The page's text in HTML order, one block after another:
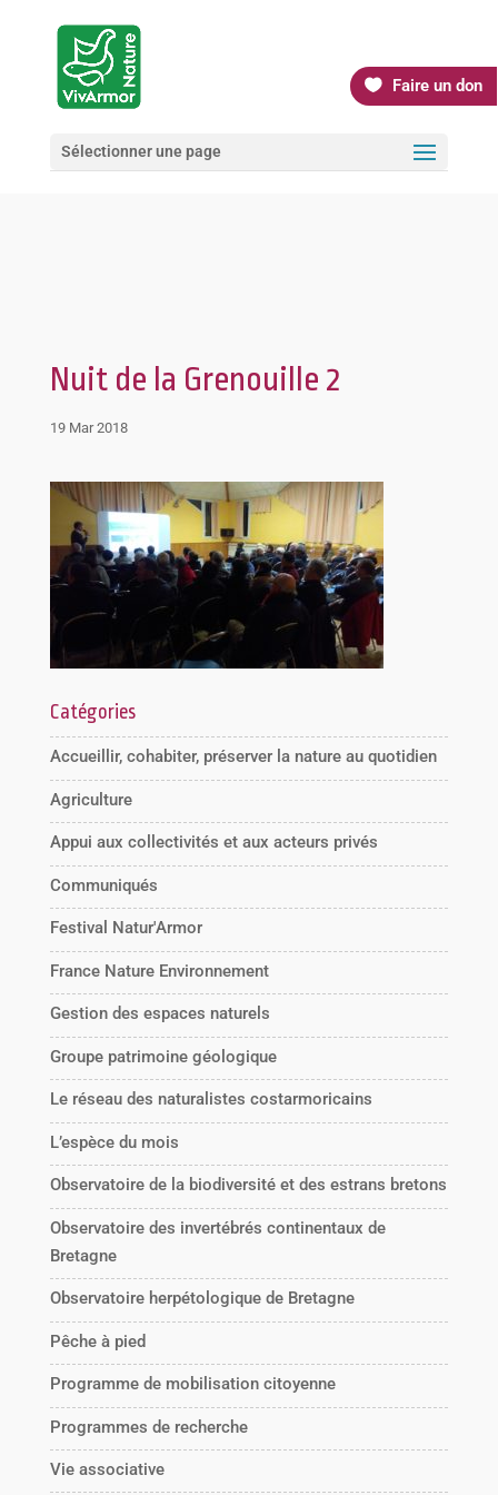
Faire un don
Sélectionner une page
Nuit de la Grenouille 2
19 Mar 2018
Catégories
Accueillir, cohabiter, préserver la nature au quotidien
Agriculture
Appui aux collectivités et aux acteurs privés
Communiqués
Festival Natur'Armor
France Nature Environnement
Gestion des espaces naturels
Groupe patrimoine géologique
Le réseau des naturalistes costarmoricains
L’espèce du mois
Observatoire de la biodiversité et des estrans bretons
Observatoire des invertébrés continentaux de
Bretagne
Observatoire herpétologique de Bretagne
Pêche à pied
Programme de mobilisation citoyenne
Programmes de recherche
Vie associative